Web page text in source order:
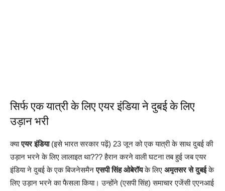
सिर्फ एक यात्री के लिए एयर इंडिया ने दुबई के लिए
उड़ान भरी
क्याएयर इंडिया(इसे भारत सरकार पढ़ें) 23 जून को एक यात्री के साथ दुबई की
उड़ान भरने के लिए लालाइत था??? हैरान करने वाली घटना तब हुई जब एयर
इंडिया ने दुबई के एक बिजनेसमैनएसपी सिंह ओबेरॉयके लिए अमृतसर से दुबईके
लिए उड़ान भरने का फैसला किया। उन्होंने (एसपी सिंह) समाचार एजेंसी एएनआई